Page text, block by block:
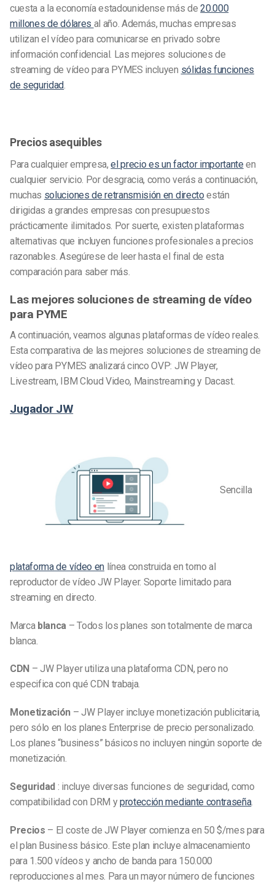
cuesta a la economía estadounidense más de20.000
millones de dólares al año. Además, muchas empresas
utilizan el vídeo para comunicarse en privado sobre
información confidencial. Las mejores soluciones de
streaming de vídeo para PYMES incluyen sólidas funciones
de seguridad.
Precios asequibles
Para cualquier empresa,el precio es un factor importante en
cualquier servicio. Por desgracia, como verás a continuación,
muchas soluciones de retransmisión en directo están
dirigidas a grandes empresas con presupuestos
prácticamente ilimitados. Por suerte, existen plataformas
alternativas que incluyen funciones profesionales a precios
razonables. Asegúrese de leer hasta el final de esta
comparación para saber más.
Las mejores soluciones de streaming de vídeo
para PYME
A continuación, veamos algunas plataformas de vídeo reales.
Esta comparativa de las mejores soluciones de streaming de
vídeo para PYMES analizará cinco OVP: JW Player,
Livestream, IBM Cloud Video, Mainstreaming y Dacast.
Jugador JW
Sencilla
plataforma de vídeo enlínea construida en torno al
reproductor de vídeo JW Player. Soporte limitado para
streaming en directo.
Marca blanca – Todos los planes son totalmente de marca
blanca.
CDN – JW Player utiliza una plataforma CDN, pero no
especifica con qué CDN trabaja.
Monetización – JW Player incluye monetización publicitaria,
pero sólo en los planes Enterprise de precio personalizado.
Los planes “business” básicos no incluyen ningún soporte de
monetización.
Seguridad : incluye diversas funciones de seguridad, como
compatibilidad con DRM yprotección mediante contraseña.
Precios – El coste de JW Player comienza en 50 $/mes para
el plan Business básico. Este plan incluye almacenamiento
para 1.500 vídeos y ancho de banda para 150.000
reproducciones al mes. Para un mayor número de funciones